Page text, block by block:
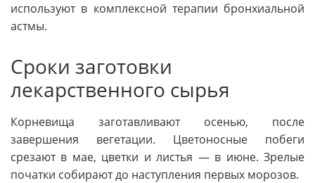
используют в комплексной терапии бронхиальной
астмы.
Сроки заготовки
лекарственного сырья
Корневища заготавливают осенью, после
завершения вегетации. Цветоносные побеги
срезают в мае, цветки и листья — в июне. Зрелые
початки собирают до наступления первых морозов.